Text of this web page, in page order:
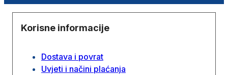
Korisne informacije
Dostava i povrat
Uvjeti i načini plaćanja